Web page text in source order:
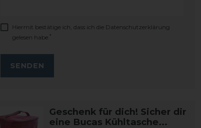
Hiermit bestätige ich, dass ich die Daten­schutz­erklärung
gelesen habe. *
SENDEN
Geschenk für dich! Sicher dir
eine Bucas Kühltasche...